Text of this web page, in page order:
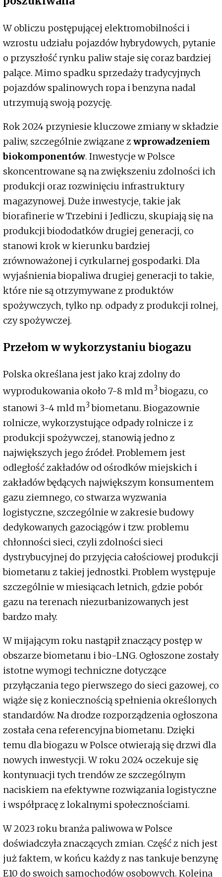
W obliczu postępującej elektromobilności i
wzrostu udziału pojazdów hybrydowych, pytanie
o przyszłość rynku paliw staje się coraz bardziej
palące. Mimo spadku sprzedaży tradycyjnych
pojazdów spalinowych ropa i benzyna nadal
utrzymują swoją pozycję.
Rok 2024 przyniesie kluczowe zmiany w składzie
paliw, szczególnie związane z wprowadzeniem
biokomponentów. Inwestycje w Polsce
skoncentrowane są na zwiększeniu zdolności ich
produkcji oraz rozwinięciu infrastruktury
magazynowej. Duże inwestycje, takie jak
biorafinerie w Trzebini i Jedliczu, skupiają się na
produkcji biododatków drugiej generacji, co
stanowi krok w kierunku bardziej
zrównoważonej i cyrkularnej gospodarki. Dla
wyjaśnienia biopaliwa drugiej generacji to takie,
które nie są otrzymywane z produktów
spożywczych, tylko np. odpady z produkcji rolnej,
czy spożywczej.
Przełom w wykorzystaniu biogazu
Polska określana jest jako kraj zdolny do
wyprodukowania około 7-8 mld m3 biogazu, co
stanowi 3-4 mld m3 biometanu. Biogazownie
rolnicze, wykorzystujące odpady rolnicze i z
produkcji spożywczej, stanowią jedno z
największych jego źródeł. Problemem jest
odległość zakładów od ośrodków miejskich i
zakładów będących największym konsumentem
gazu ziemnego, co stwarza wyzwania
logistyczne, szczególnie w zakresie budowy
dedykowanych gazociągów i tzw. problemu
chłonności sieci, czyli zdolności sieci
dystrybucyjnej do przyjęcia całościowej produkcji
biometanu z takiej jednostki. Problem występuje
szczególnie w miesiącach letnich, gdzie pobór
gazu na terenach niezurbanizowanych jest
bardzo mały.
W mijającym roku nastąpił znaczący postęp w
obszarze biometanu i bio-LNG. Ogłoszone zostały
istotne wymogi techniczne dotyczące
przyłączania tego pierwszego do sieci gazowej, co
wiąże się z koniecznością spełnienia określonych
standardów. Na drodze rozporządzenia ogłoszona
została cena referencyjna biometanu. Dzięki
temu dla biogazu w Polsce otwierają się drzwi dla
nowych inwestycji. W roku 2024 oczekuje się
kontynuacji tych trendów ze szczególnym
naciskiem na efektywne rozwiązania logistyczne
i współpracę z lokalnymi społecznościami.
W 2023 roku branża paliwowa w Polsce
doświadczyła znaczących zmian. Część z nich jest
już faktem, w końcu każdy z nas tankuje benzynę
E10 do swoich samochodów osobowych. Kolejna